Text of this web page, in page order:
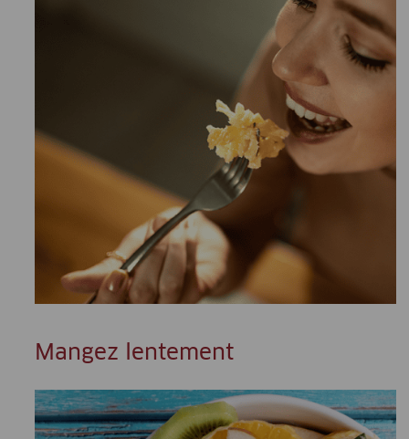
Mangez lentement